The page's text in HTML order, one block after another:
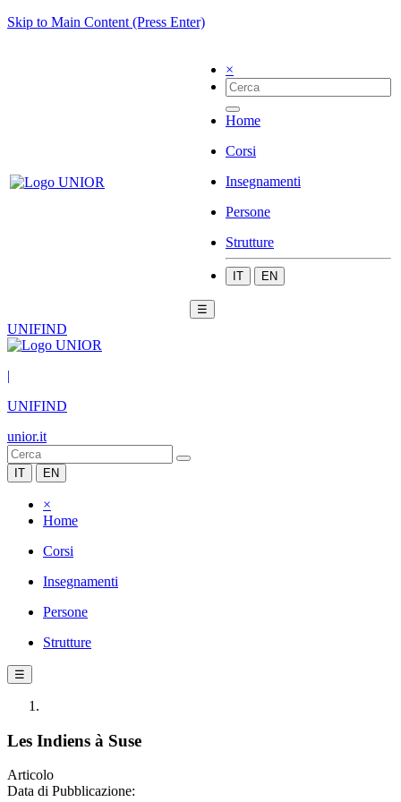
Skip to Main Content (Press Enter)
×
Home
Corsi
Insegnamenti
Persone
Strutture
IT EN
☰
UNIFIND
|
UNIFIND
unior.it
IT EN
×
Home
Corsi
Insegnamenti
Persone
Strutture
☰
Les Indiens à Suse
Articolo
Data di Pubblicazione: